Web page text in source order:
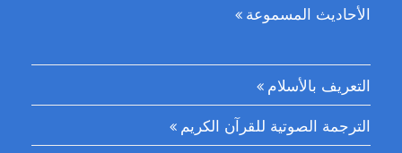
الأحاديث المسموعة
التعريف بالأسلام
الترجمة الصوتية للقرآن الكريم